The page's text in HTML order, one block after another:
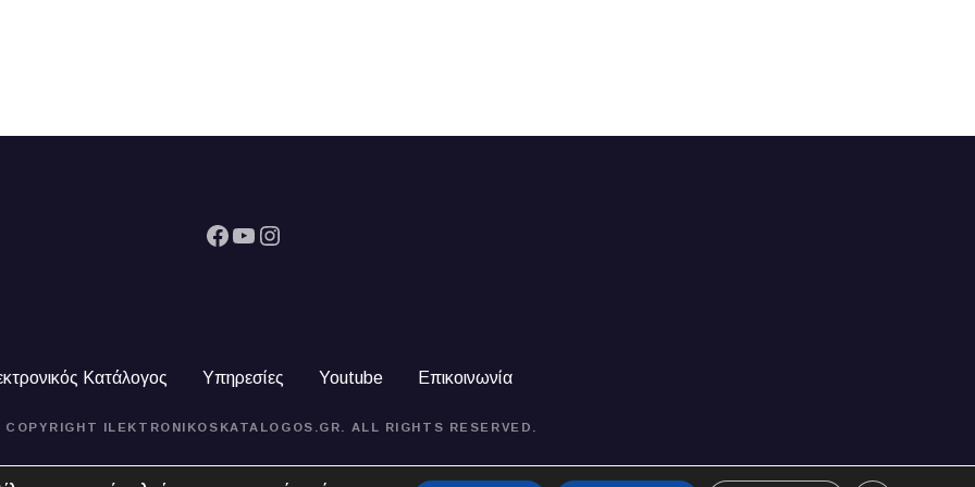
Facebook YouTube Instagram
Κατάλογος Υπηρεσίες Youtube Επικοινωνία
COPYRIGHT ILEKTRONIKOSKATALOGOS.GR. ALL RIGHTS RESERVED.